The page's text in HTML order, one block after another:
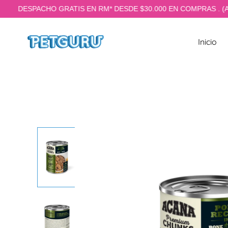
AL CONTENIDO
DESPACHO GRATIS EN RM* DESDE $30.000 EN COMPRAS .
Inicio
IR DIRECTAMENTE A LA INFORMACIÓN DEL PRODUCTO